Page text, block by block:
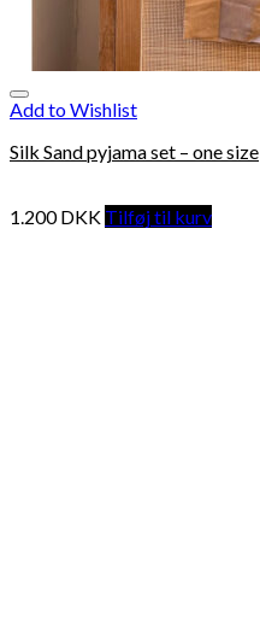
Add to Wishlist
Silk Sand pyjama set – one size
1.200DKK Tilføj til kurv